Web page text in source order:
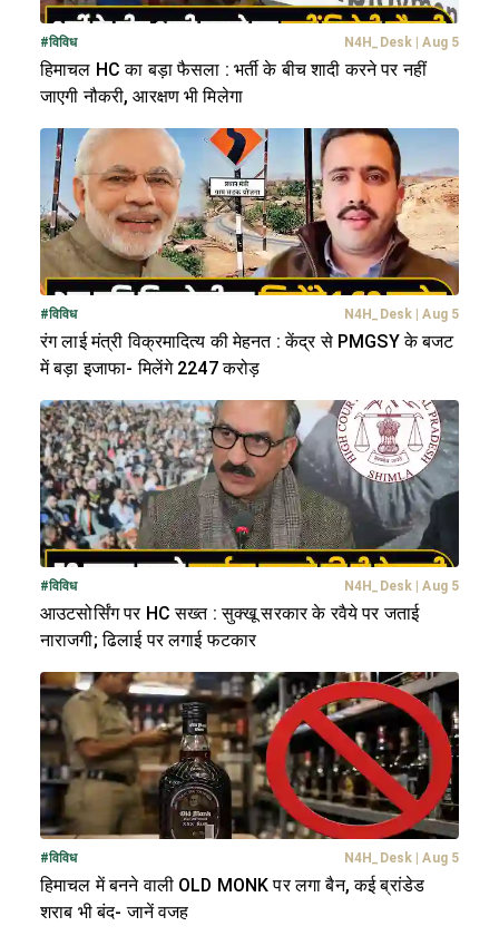
#विविध N4H_Desk Aug 5
हिमाचल HC का बड़ा फैसला : भर्ती के बीच शादी करने पर नहीं
जाएगी नौकरी, आरक्षण भी मिलेगा
#विविध N4H_Desk Aug 5
रंग लाई मंत्री विक्रमादित्य की मेहनत : केंद्र से PMGSY के बजट
में बड़ा इजाफा- मिलेंगे 2247 करोड़
#विविध N4H_Desk Aug 5
आउटसोर्सिंग पर HC सख्त : सुक्खू सरकार के रवैये पर जताई
नाराजगी; ढिलाई पर लगाई फटकार
#विविध N4H_Desk Aug 5
हिमाचल में बनने वाली OLD MONK पर लगा बैन, कई ब्रांडेड
शराब भी बंद- जानें वजह